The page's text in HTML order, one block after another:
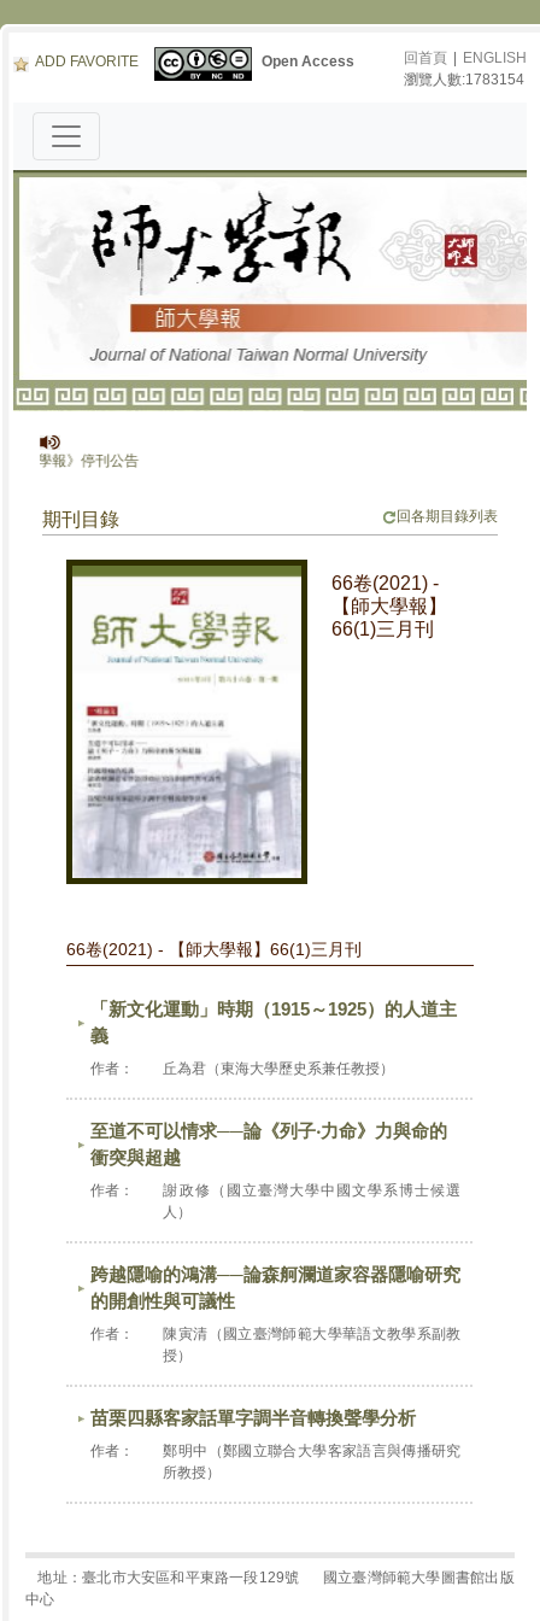
ADD FAVORITE Open Access 回首頁
ENGLISH
瀏覽人數:1783154
大學報》停刊公告
期刊目錄 回各期目錄列表
66卷(2021) -
【師大學報】
66(1)三月刊
66卷(2021) - 【師大學報】66(1)三月刊
「新文化運動」時期（1915～1925）的人道主
義
作者： 丘為君（東海大學歷史系兼任教授）
至道不可以情求──論《列子‧力命》力與命的
衝突與超越
作者：
謝政修（國立臺灣大學中國文學系博士候選
人）
跨越隱喻的鴻溝──論森舸瀾道家容器隱喻研究
的開創性與可議性
作者：
陳寅清（國立臺灣師範大學華語文教學系副教
授）
苗栗四縣客家話單字調半音轉換聲學分析
作者：
鄭明中（鄭國立聯合大學客家語言與傳播研究
所教授）
地址：臺北市大安區和平東路一段129號
國立臺灣師範大學圖書館出版
中心